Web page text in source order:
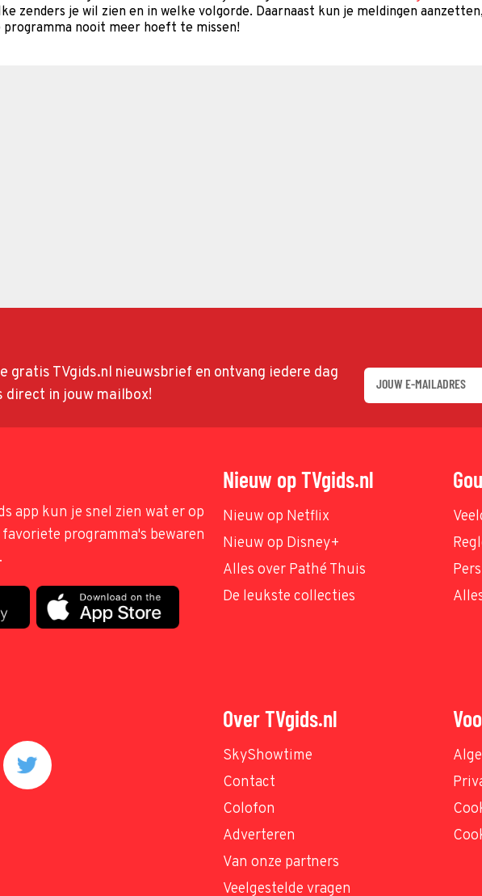
zenders je wil zien en in welke volgorde. Daarnaast kun je meldingen
nooit meer hoeft te missen!
gratis TVgids.nl nieuwsbrief en ontvang iedere dag
in jouw mailbox!
app kun je snel zien wat er op
programma's bewaren
Nieuw op TVgids.nl
Nieuw op Netflix
Nieuw op Disney+
Alles over Pathé Thuis
De leukste collecties
Pers
Over TVgids.nl
SkyShowtime
Contact
Colofon
Adverteren
Van onze partners
Veelgestelde vragen